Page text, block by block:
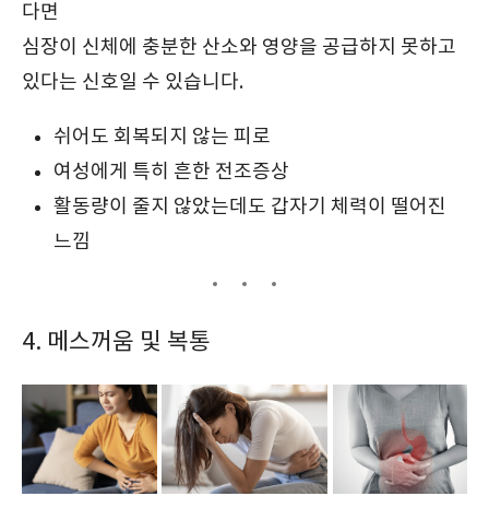
다면
심장이 신체에 충분한 산소와 영양을 공급하지 못하고
있다는 신호일 수 있습니다.
쉬어도 회복되지 않는 피로
여성에게 특히 흔한 전조증상
활동량이 줄지 않았는데도 갑자기 체력이 떨어진
느낌
4. 메스꺼움 및 복통